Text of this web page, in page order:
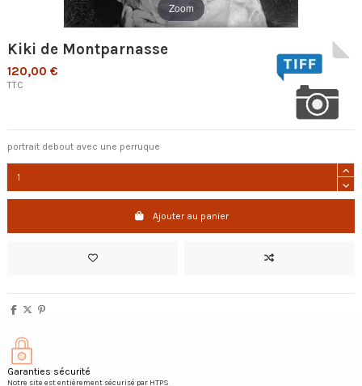
Zoom
Kiki de Montparnasse
120,00 €
TTC
portrait debout avec une perruque
Ajouter au panier
Garanties sécurité
Notre site est entièrement sécurisé par HTPS